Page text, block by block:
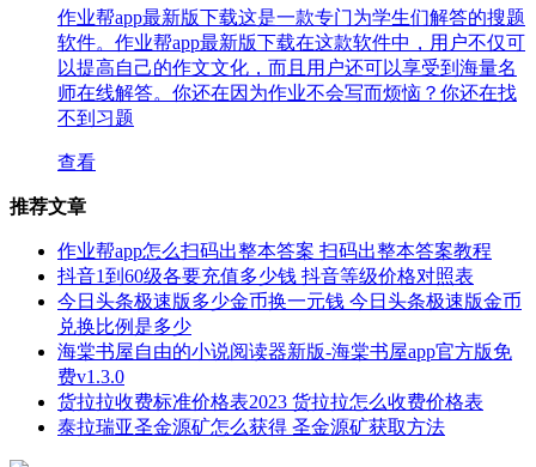
作业帮app最新版下载这是一款专门为学生们解答的搜题
软件。作业帮app最新版下载在这款软件中，用户不仅可
以提高自己的作文文化，而且用户还可以享受到海量名
师在线解答。你还在因为作业不会写而烦恼？你还在找
不到习题
查看
推荐文章
作业帮app怎么扫码出整本答案 扫码出整本答案教程
抖音1到60级各要充值多少钱 抖音等级价格对照表
今日头条极速版多少金币换一元钱 今日头条极速版金币
兑换比例是多少
海棠书屋自由的小说阅读器新版-海棠书屋app官方版免
费v1.3.0
货拉拉收费标准价格表2023 货拉拉怎么收费价格表
泰拉瑞亚圣金源矿怎么获得 圣金源矿获取方法